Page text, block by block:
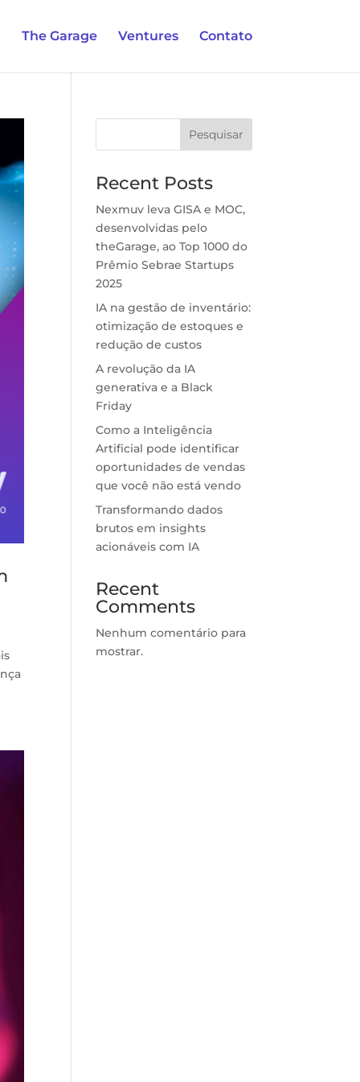
The Garage Ventures Contato
Pesquisar
Recent Posts
Nexmuv leva GISA e MOC,
desenvolvidas pelo
theGarage, ao Top 1000 do
Prêmio Sebrae Startups
2025
IA na gestão de inventário:
otimização de estoques e
redução de custos
A revolução da IA
generativa e a Black
Friday
Como a Inteligência
Artificial pode identificar
oportunidades de vendas
que você não está vendo
Transformando dados
brutos em insights
acionáveis com IA
Recent
Comments
Nenhum comentário para
mostrar.